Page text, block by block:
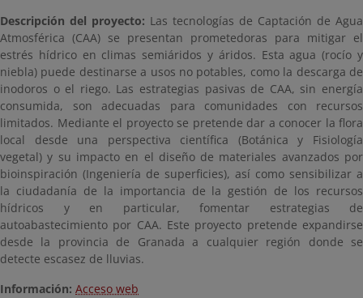
Descripción del proyecto: Las tecnologías de Captación de Agua
Atmosférica (CAA) se presentan prometedoras para mitigar el
estrés hídrico en climas semiáridos y áridos. Esta agua (rocío y
niebla) puede destinarse a usos no potables, como la descarga de
inodoros o el riego. Las estrategias pasivas de CAA, sin energía
consumida, son adecuadas para comunidades con recursos
limitados. Mediante el proyecto se pretende dar a conocer la flora
local desde una perspectiva científica (Botánica y Fisiología
vegetal) y su impacto en el diseño de materiales avanzados por
bioinspiración (Ingeniería de superficies), así como sensibilizar a
la ciudadanía de la importancia de la gestión de los recursos
hídricos y en particular, fomentar estrategias de
autoabastecimiento por CAA. Este proyecto pretende expandirse
desde la provincia de Granada a cualquier región donde se
detecte escasez de lluvias.
Información: Acceso web